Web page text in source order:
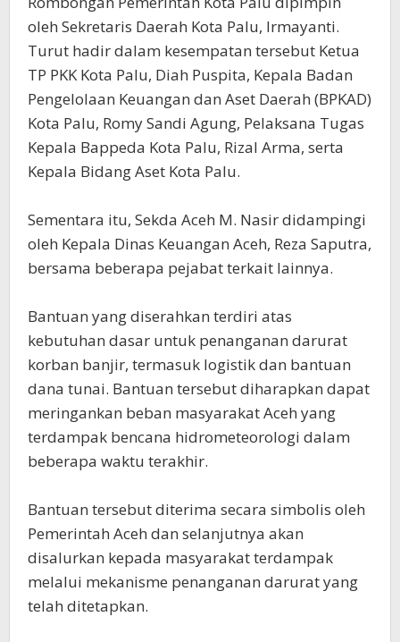
oleh Sekretaris Daerah Kota Palu, Irmayanti.
Turut hadir dalam kesempatan tersebut Ketua
TP PKK Kota Palu, Diah Puspita, Kepala Badan
Pengelolaan Keuangan dan Aset Daerah (BPKAD)
Kota Palu, Romy Sandi Agung, Pelaksana Tugas
Kepala Bappeda Kota Palu, Rizal Arma, serta
Kepala Bidang Aset Kota Palu.
‎Sementara itu, Sekda Aceh M. Nasir didampingi
oleh Kepala Dinas Keuangan Aceh, Reza Saputra,
bersama beberapa pejabat terkait lainnya.
‎Bantuan yang diserahkan terdiri atas
kebutuhan dasar untuk penanganan darurat
korban banjir, termasuk logistik dan bantuan
dana tunai. Bantuan tersebut diharapkan dapat
meringankan beban masyarakat Aceh yang
terdampak bencana hidrometeorologi dalam
beberapa waktu terakhir.
‎Bantuan tersebut diterima secara simbolis oleh
Pemerintah Aceh dan selanjutnya akan
disalurkan kepada masyarakat terdampak
melalui mekanisme penanganan darurat yang
telah ditetapkan.